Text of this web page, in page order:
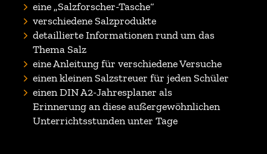
eine „Salzforscher-Tasche“
verschiedene Salzprodukte
detaillierte Informationen rund um das
Thema Salz
eine Anleitung für verschiedene Versuche
einen kleinen Salzstreuer für jeden Schüler
einen DIN A2-Jahresplaner als
Erinnerung an diese außergewöhnlichen
Unterrichtsstunden unter Tage